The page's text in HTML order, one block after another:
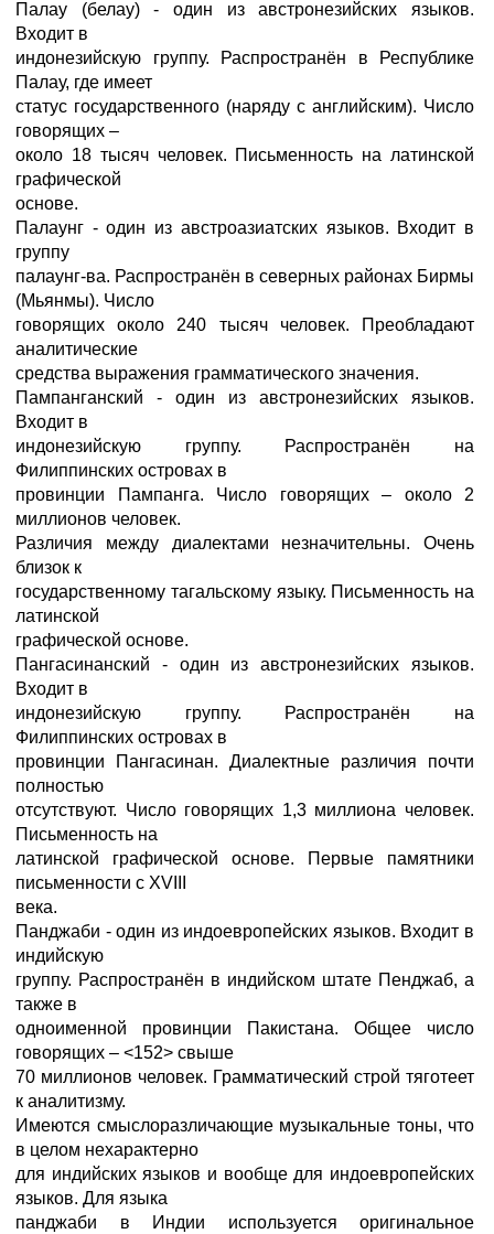
Палау (белау) - один из австронезийских языков.
Входит в
индонезийскую группу. Распространён в Республике
Палау, где имеет
статус государственного (наряду с английским). Число
говорящих –
около 18 тысяч человек. Письменность на латинской
графической
основе.
Палаунг - один из австроазиатских языков. Входит в
группу
палаунг-ва. Распространён в северных районах Бирмы
(Мьянмы). Число
говорящих около 240 тысяч человек. Преобладают
аналитические
средства выражения грамматического значения.
Пампанганский - один из австронезийских языков.
Входит в
индонезийскую группу. Распространён на
Филиппинских островах в
провинции Пампанга. Число говорящих – около 2
миллионов человек.
Различия между диалектами незначительны. Очень
близок к
государственному тагальскому языку. Письменность на
латинской
графической основе.
Пангасинанский - один из австронезийских языков.
Входит в
индонезийскую группу. Распространён на
Филиппинских островах в
провинции Пангасинан. Диалектные различия почти
полностью
отсутствуют. Число говорящих 1,3 миллиона человек.
Письменность на
латинской графической основе. Первые памятники
письменности с XVIII
века.
Панджаби - один из индоевропейских языков. Входит в
индийскую
группу. Распространён в индийском штате Пенджаб, а
также в
одноименной провинции Пакистана. Общее число
говорящих – <152> свыше
70 миллионов человек. Грамматический строй тяготеет
к аналитизму.
Имеются смыслоразличающие музыкальные тоны, что
в целом нехарактерно
для индийских языков и вообще для индоевропейских
языков. Для языка
панджаби в Индии используется оригинальное